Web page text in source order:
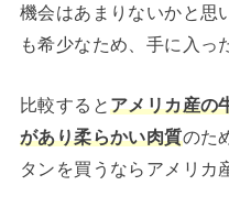
機会はあまりないかと思
も希少なため、手に入っ
比較するとアメリカ産の
があり柔らかい肉質のた
タンを買うならアメリカ